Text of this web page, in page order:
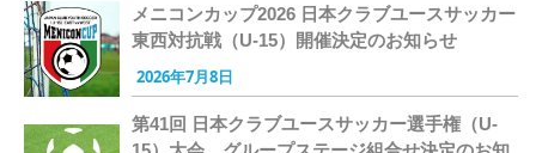
メニコンカップ2026 日本クラブユースサッカー
東西対抗戦（U-15）開催決定のお知らせ
2026年7月8日
第41回 日本クラブユースサッカー選手権（U-